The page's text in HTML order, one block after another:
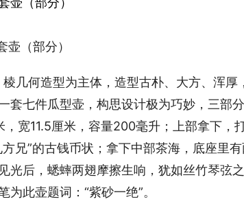
（部分）
几何造型为主体，造型古朴、大方、浑厚
套七件瓜型壶，构思设计极为巧妙，三部
宽11.5厘米，容量200毫升；上部拿下，
兄”的古钱币状；拿下中部茶海，底座里
光后，蟋蟀两翅摩擦生响，犹如丝竹琴弦之
此壶题词：“紫砂一绝”。